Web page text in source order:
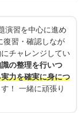
演習を中心に進め
復習・確認しなが
チャレンジしてい
の整理を行いつ
力を確実に身につ
！ 一緒に頑張り